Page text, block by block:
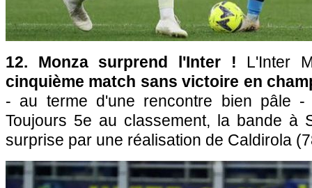
12. Monza surprend l'Inter ! L'Inter
cinquième match sans victoire en
- au terme d'une rencontre bien pâle -
Toujours 5e au classement, la bande à
surprise par une réalisation de Caldirola